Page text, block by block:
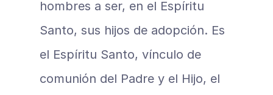
hombres a ser, en el Espíritu
Santo, sus hijos de adopción. Es
el Espíritu Santo, vínculo de
comunión del Padre y el Hijo, el